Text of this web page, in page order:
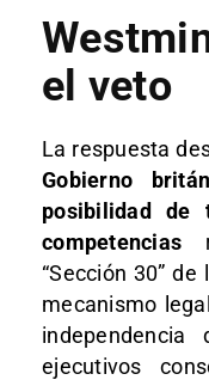
el veto
La respuesta
Gobierno
posibilidad de
competencias
“Sección 30”
mecanismo
ejecutivos